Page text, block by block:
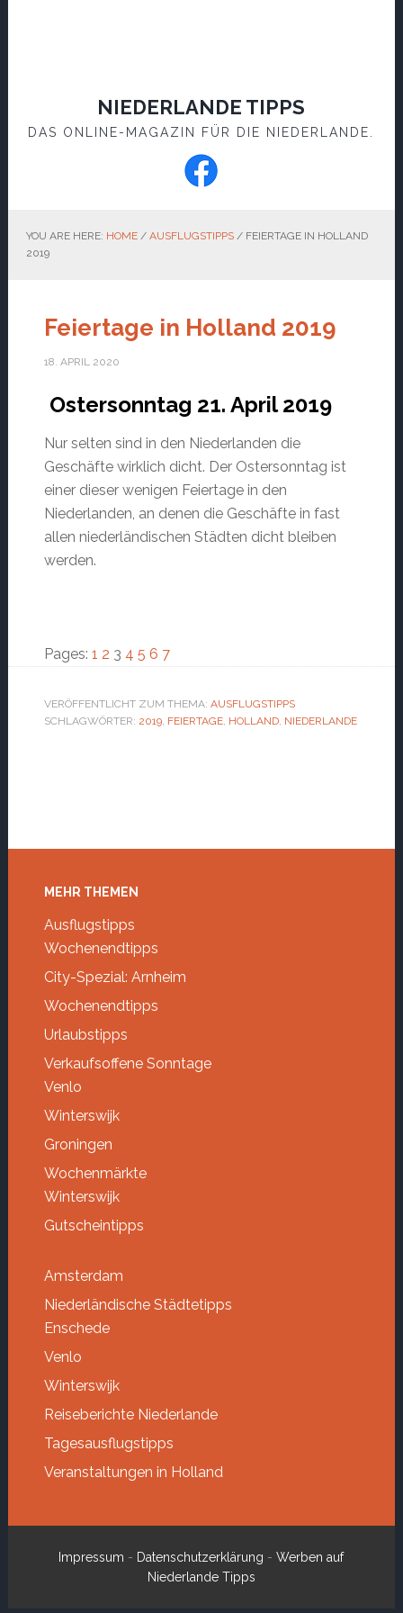
NIEDERLANDE TIPPS
DAS ONLINE-MAGAZIN FÜR DIE NIEDERLANDE.
YOU ARE HERE: HOME / AUSFLUGSTIPPS /FEIERTAGE IN HOLLAND
2019
Feiertage in Holland 2019
18. APRIL 2020
Ostersonntag 21. April 2019
Nur selten sind in den Niederlanden die
Geschäfte wirklich dicht. Der Ostersonntag ist
einer dieser wenigen Feiertage in den
Niederlanden, an denen die Geschäfte in fast
allen niederländischen Städten dicht bleiben
werden.
Pages: Page
1 Page
2 Page
3 Page
4 Page
5 Page
6 Page
7
VERÖFFENTLICHT ZUM THEMA: AUSFLUGSTIPPS
SCHLAGWÖRTER: 2019, FEIERTAGE, HOLLAND, NIEDERLANDE
Footer
MEHR THEMEN
Ausflugstipps
Wochenendtipps
City-Spezial: Arnheim
Wochenendtipps
Urlaubstipps
Verkaufsoffene Sonntage
Venlo
Winterswijk
Groningen
Wochenmärkte
Winterswijk
Gutscheintipps
Amsterdam
Niederländische Städtetipps
Enschede
Venlo
Winterswijk
Reiseberichte Niederlande
Tagesausflugstipps
Veranstaltungen in Holland
Impressum - Datenschutzerklärung -Werben auf
Niederlande Tipps